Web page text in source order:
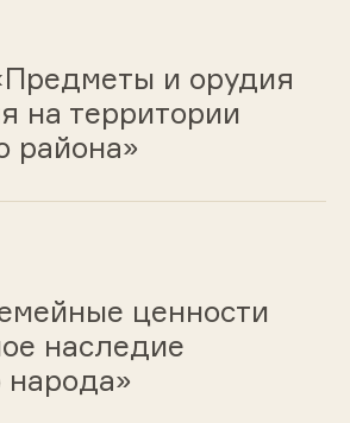
и орудия
на территории
района»
ценности
наследие
народа»